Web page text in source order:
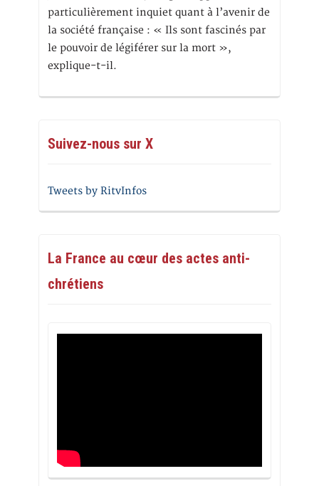
particulièrement inquiet quant à l’avenir de
la société française : « Ils sont fascinés par
le pouvoir de légiférer sur la mort »,
explique-t-il.
Suivez-nous sur X
Tweets by RitvInfos
La France au cœur des actes anti-
chrétiens